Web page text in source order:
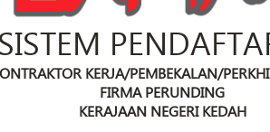
KERJA/PEMBEKALAN/
FIRMA PERUNDING
KERAJAAN NEGERI KEDAH